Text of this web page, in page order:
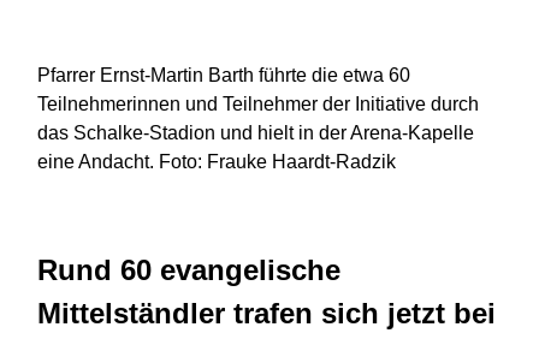
Pfarrer Ernst-Martin Barth führte die etwa 60
Teilnehmerinnen und Teilnehmer der Initiative durch
das Schalke-Stadion und hielt in der Arena-Kapelle
eine Andacht. Foto: Frauke Haardt-Radzik
Rund 60 evangelische
Mittelständler trafen sich jetzt bei